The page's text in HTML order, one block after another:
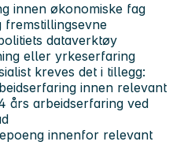
innen økonomiske fag
fremstillingsevne
dataverktøy
eller yrkeserfaring
kreves det i tillegg:
innen relevant
års arbeidserfaring ved
innenfor relevant